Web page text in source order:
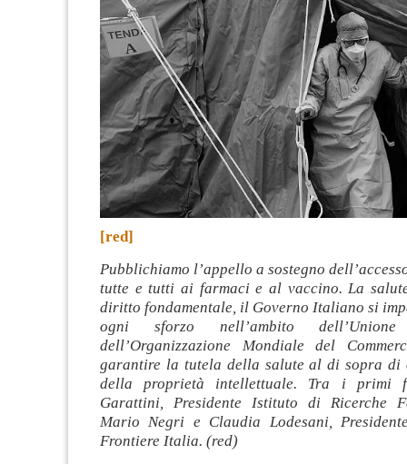
[red]
Pubblichiamo l’appello a sostegno
tutte e tutti ai farmaci e al vaccino. La
diritto fondamentale, il Governo Italiano si
ogni sforzo nell’ambito
dell’Organizzazione Mondiale del
garantire la tutela della salute al di sopra di
della proprietà intellettuale. Tra i primi
Garattini, Presidente Istituto di Ricerche
Mario Negri e Claudia Lodesani,
Frontiere Italia. (red)